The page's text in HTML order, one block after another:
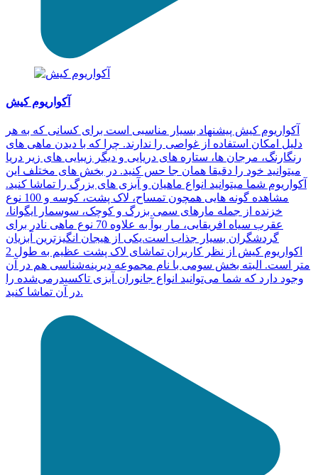
آکواریوم کیش
آکواریوم کیش پیشنهاد بسیار مناسبی است برای کسانی که به هر
دلیل امکان استفاده از غواصی را ندارند. چرا که با دیدن ماهی های
رنگارنگ، مرجان ها، ستاره های دریایی و دیگر زیبایی های زیر دریا
میتوانید خود را دقیقا همان جا حس کنید. در بخش های مختلف این
آکواریوم شما میتوانید انواع ماهیان و آبزی های بزرگ را تماشا کنید.
مشاهده گونه هایی همچون تمساح، لاک پشت، کوسه و 100 نوع
خزنده از جمله مارهای سمی بزرگ و کوچک، سوسمار ایگوانا،
عقرب سیاه افریقایی، مار بوآ به علاوه 70 نوع ماهی نادر برای
گردشگران بسیار جذاب است.یکی از هیجان انگیزترین آبزیان
اکواریوم کیش از نظر کاربران تماشای لاک پشت عظیم به طول 2
متر است. البته بخش سومی با نام مجموعه دیرینه‌شناسی هم در آن
وجود دارد که شما می‌توانید انواع جانوران آبزی تاکسیدرمی‌شده را
در آن تماشا کنید.